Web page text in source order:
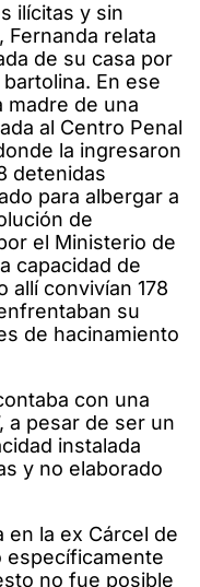
ilícitas y sin
Fernanda relata
de su casa por
En ese
madre de una
al Centro Penal
la ingresaron
detenidas
para albergar a
de
el Ministerio de
capacidad de
allí convivían 178
su
de hacinamiento
con una
a pesar de ser un
instalada
y no elaborado
en la ex Cárcel de
específicamente
no fue posible